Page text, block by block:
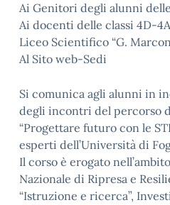
Ai Genitori degli alunni
Ai docenti delle classi 4D-4A
Liceo Scientifico “G.
Al Sito web-Sedi
Si comunica agli alunni in
degli incontri del percorso
“Progettare futuro con le
esperti dell’Università di
Il corso è erogato
Nazionale di Ripresa e
“Istruzione e ricerca”,